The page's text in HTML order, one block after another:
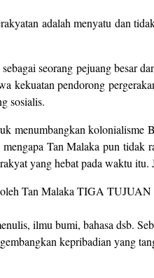
adalah menyatu dan
seorang pejuang besar
kekuatan pendorong
sosialis.
menumbangkan
Tan Malaka pun
yang hebat pada waktu
Tan Malaka TIGA TUJUAN
ilmu bumi, bahasa dsb.
kepribadian yang